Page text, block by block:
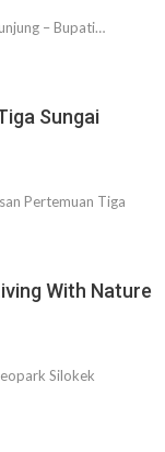
– Bupati…
Sungai
Pertemuan Tiga
With Nature
Silokek